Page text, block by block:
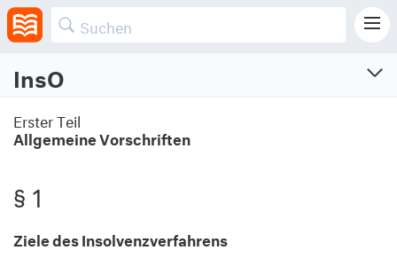
InsO
Vom 5.10.1994 (BGBl. I S. 2866)
Zuletzt geändert am 15.7.2024 (BGBl. I S. Nr. 236)
Allgemeine Vorschriften
Erster Teil
Allgemeine Vorschriften
§ 1
Ziele des Insolvenzverfahrens